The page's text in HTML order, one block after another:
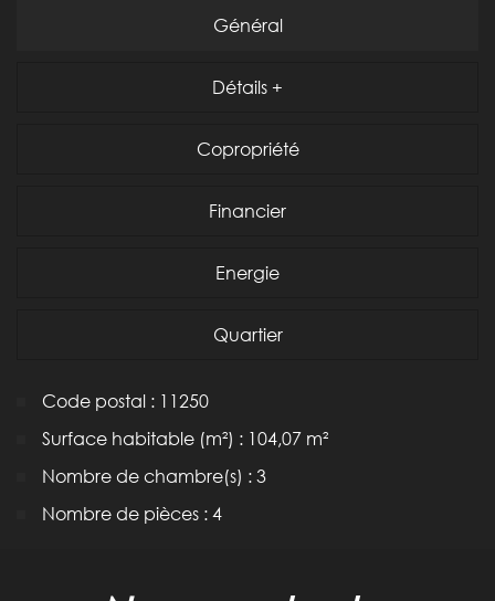
Général
Détails +
Copropriété
Financier
Energie
Quartier
Code postal : 11250
Surface habitable (m²) : 104,07 m²
Nombre de chambre(s) : 3
Nombre de pièces : 4